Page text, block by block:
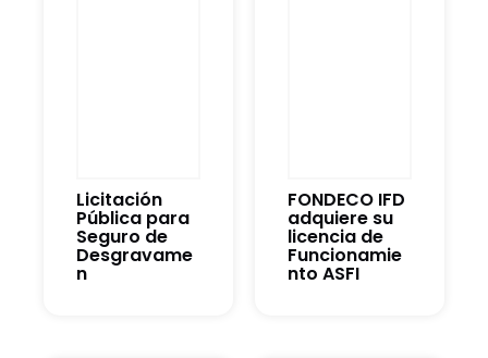
Licitación
Pública para
Seguro de
Desgravame
n
FONDECO IFD
adquiere su
licencia de
Funcionamie
nto ASFI